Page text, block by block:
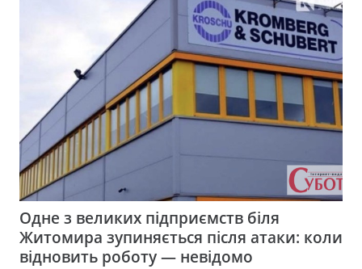
Одне з великих підприємств біля
Житомира зупиняється після атаки: коли
відновить роботу — невідомо